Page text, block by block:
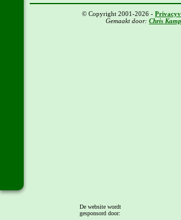
© Copyright 2001-2026 -
Gemaakt door: Chris
De website wordt
gesponsord door: